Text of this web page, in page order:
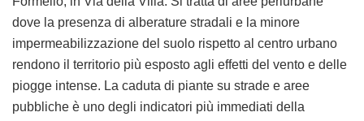
dove la presenza di alberature stradali e la minore
impermeabilizzazione del suolo rispetto al centro urbano
rendono il territorio più esposto agli effetti del vento e delle
piogge intense. La caduta di piante su strade e aree
pubbliche è uno degli indicatori più immediati della